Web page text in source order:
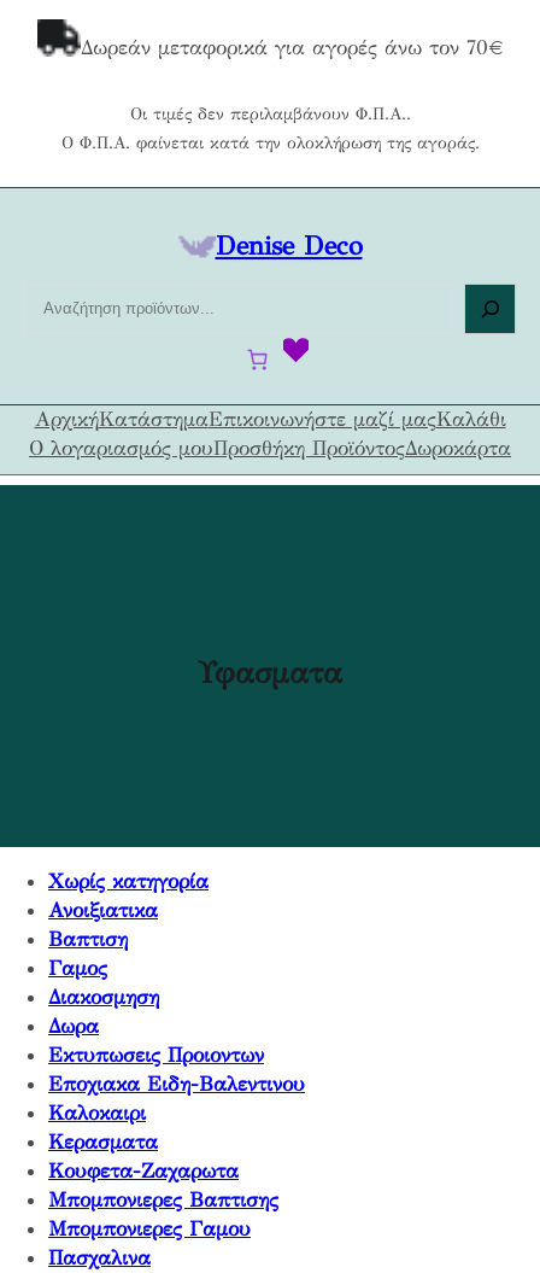
Δωρεάν μεταφορικά για αγορές άνω τον 70€
Οι τιμές δεν περιλαμβάνουν Φ.Π.Α..
Ο Φ.Π.Α. φαίνεται κατά την ολοκλήρωση της αγοράς.
Denise Deco
ή
τ
η
ΑρχικήΚατάστημαΕπικοινωνήστε μαζί μαςΚαλάθι
Ο λογαριασμός μουΠροσθήκη ΠροϊόντοςΔωροκάρτα
Υφασματα
Χωρίς κατηγορία
Ανοιξιατικα
Βαπτιση
Γαμος
Διακοσμηση
Δωρα
Εκτυπωσεις Προιοντων
Εποχιακα Ειδη-Βαλεντινου
Καλοκαιρι
Κερασματα
Κουφετα-Ζαχαρωτα
Μπομπονιερες Βαπτισης
Μπομπονιερες Γαμου
Πασχαλινα